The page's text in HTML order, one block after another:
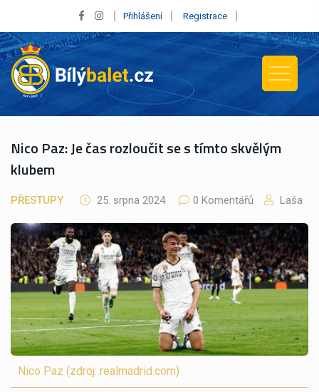
Přihlášení Registrace
Nico Paz: Je čas rozloučit se s tímto skvělým
klubem
PŘESTUPY 25. srpna 2024 0 Komentářů Laša
Nico Paz (zdroj: realmadrid.com)